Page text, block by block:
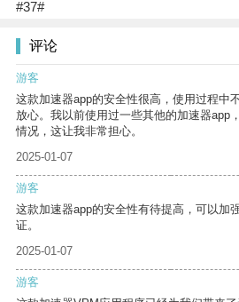
#37#
评论
游客
这款加速器app的安全性很高，使用过程中
放心。我以前使用过一些其他的加速器app
情况，这让我非常担心。
2025-01-07
游客
这款加速器app的安全性有待提高，可以加
证。
2025-01-07
游客